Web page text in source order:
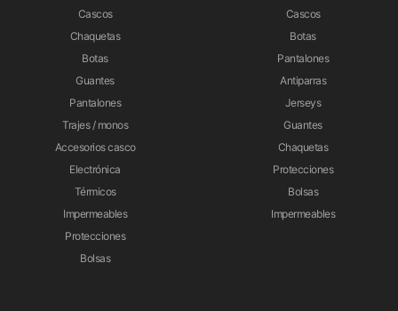
Cascos
Chaquetas
Botas
Guantes
Pantalones
Trajes / monos
Accesorios casco
Electrónica
Térmicos
Impermeables
Protecciones
Bolsas
Cascos
Botas
Pantalones
Antiparras
Jerseys
Guantes
Chaquetas
Protecciones
Bolsas
Impermeables